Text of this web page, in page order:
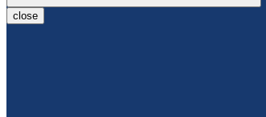
close